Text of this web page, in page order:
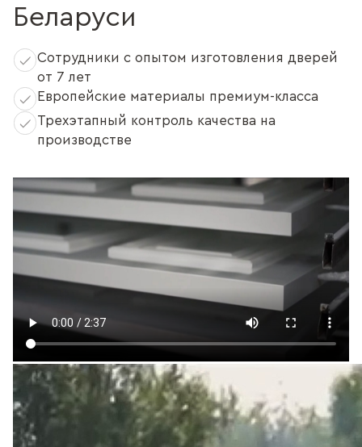
Беларуси
Сотрудники с опытом изготовления дверей
от 7 лет
Европейские материалы премиум-класса
Трехэтапный контроль качества на
производстве